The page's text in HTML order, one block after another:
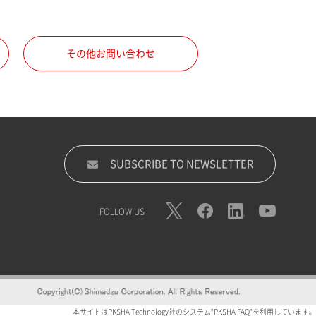
その他お問い合わせ
SUBSCRIBE TO NEWSLETTER
FOLLOW US
本サイトはPKSHA Technology社のシステム"PKSHA FAQ"を利用しています。